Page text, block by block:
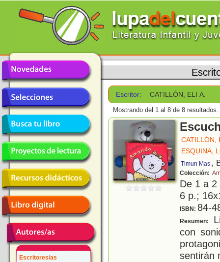
Escritores/as
Escritor: CATILLÓN, ELI A.
Mostrando del 1 al 8 de 8 resultados.
CATILLÓN,
ESQUINA,
Timun Mas ,
Colección:
De 1 a
6 p.;
ISBN: 84-
Resumen:
con
sentirán